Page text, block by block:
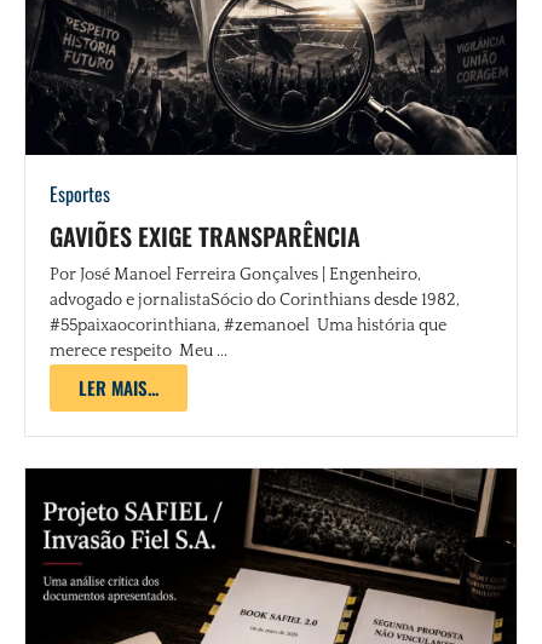
Esportes
GAVIÕES EXIGE TRANSPARÊNCIA
Por José Manoel Ferreira Gonçalves | Engenheiro,
advogado e jornalistaSócio do Corinthians desde 1982,
#55paixaocorinthiana, #zemanoel Uma história que
merece respeito Meu ...
LER MAIS...